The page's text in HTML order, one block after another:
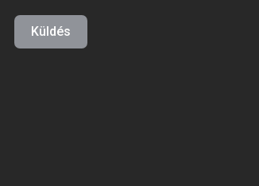
Küldés